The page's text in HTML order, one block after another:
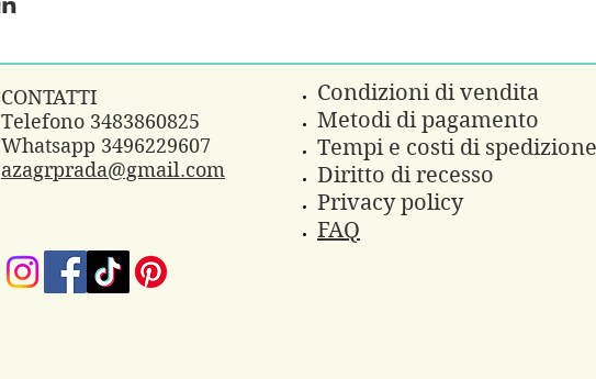
CONTATTI
Telefono 3483860825
Whatsapp 3496229607
azagrprada@gmail.com
Condizioni di vendita
Metodi di pagamento
Tempi e costi di spedizione
Diritto di recesso
Privacy policy
FAQ